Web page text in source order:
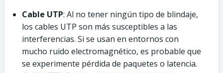
Cable UTP: Al no tener ningún tipo de blindaje,
los cables UTP son más susceptibles a las
interferencias. Si se usan en entornos con
mucho ruido electromagnético, es probable que
se experimente pérdida de paquetes o latencia.